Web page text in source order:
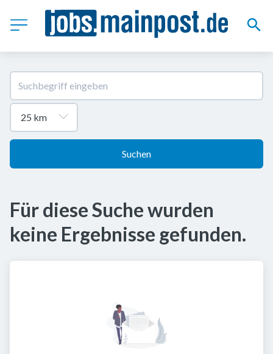
Suchen
Für diese Suche wurden
keine Ergebnisse gefunden.